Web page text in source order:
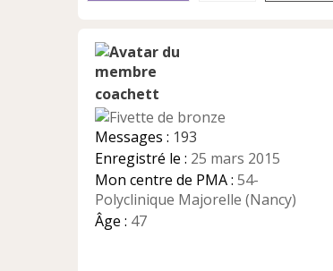
coachett
Messages : 193
Enregistré le : 25 mars 2015
Mon centre de PMA : 54-
Polyclinique Majorelle (Nancy)
Âge : 47